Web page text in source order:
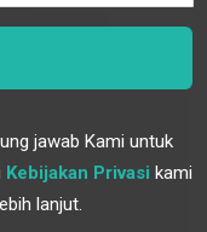
jawab Kami untuk
Kebijakan Privasi kami
lanjut.